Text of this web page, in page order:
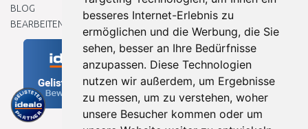
besseres Internet-Erlebnis zu
ermöglichen und die Werbung, die Sie
sehen, besser an Ihre Bedürfnisse
anzupassen. Diese Technologien
nutzen wir außerdem, um Ergebnisse
zu messen, um zu verstehen, woher
unsere Besucher kommen oder um
BLOG
BEARBEITEN SIE MEINE COOKIE-EINSTELLUNGEN